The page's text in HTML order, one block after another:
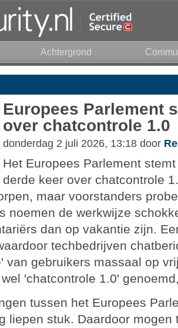
Achtergrond
Europees Parlement
over chatcontrole 1.0
donderdag 2 juli 2026, 13:18 door
Het Europees Parlement
derde keer over chatcontrole
maar voorstanders
noemen de werkwijze
dan op vakantie zijn.
techbedrijven
van gebruikers massaal op
'chatcontrole 1.0'
tussen het Europees
liepen stuk. Daardoor